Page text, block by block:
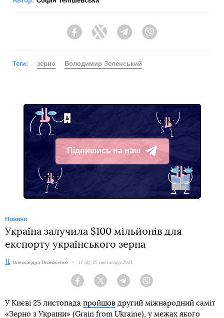
FacebookTwitter Telegram
Теги: зерно Володимир Зеленський
Підпишись на наш
Telegram
Новини
Україна залучила $100 мільйонів для
експорту українського зерна
Автор:
Олександра Опанасенко Дата:
17:30, 25 листопада 2023
Facebook Twitter Telegram
У Києві 25 листопада пройшов другий міжнародний саміт
«Зерно з України» (Grain from Ukraine), у межах якого